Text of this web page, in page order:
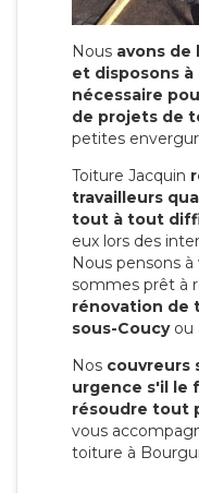
Nous avons de
et disposons
nécessaire
de projets de
petites
Toiture Jacquin
travailleurs
tout à tout
eux lors des
Nous pensons
sommes prêt à
rénovation de
sous-Coucyou
Nos couvreurs
urgence s'il le
résoudre tout
vous
toiture à